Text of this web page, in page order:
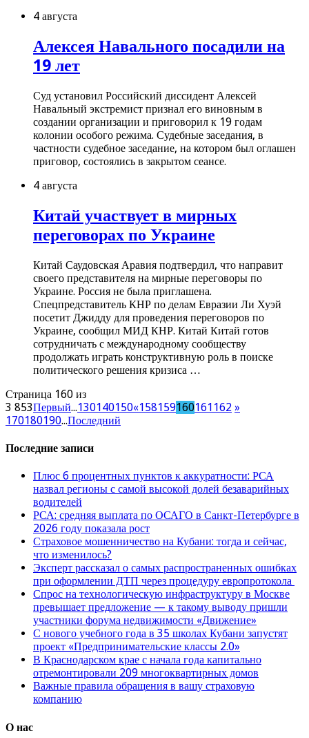
4 августа
Алексея Навального посадили на
19 лет
Суд установил Российский диссидент Алексей
Навальный экстремист признал его виновным в
создании организации и приговорил к 19 годам
колонии особого режима. Судебные заседания, в
частности судебное заседание, на котором был оглашен
приговор, состоялись в закрытом сеансе.
4 августа
Китай участвует в мирных
переговорах по Украине
Китай Саудовская Аравия подтвердил, что направит
своего представителя на мирные переговоры по
Украине. Россия не была приглашена.
Спецпредставитель КНР по делам Евразии Ли Хуэй
посетит Джидду для проведения переговоров по
Украине, сообщил МИД КНР. Китай Китай готов
сотрудничать с международному сообществу
продолжать играть конструктивную роль в поиске
политического решения кризиса …
Страница 160 из
3 853Первый...130140150«158159160161 162 »
170180190...Последний
Последние записи
Плюс 6 процентных пунктов к аккуратности: РСА
назвал регионы с самой высокой долей безаварийных
водителей
РСА: средняя выплата по ОСАГО в Санкт-Петербурге в
2026 году показала рост
Страховое мошенничество на Кубани: тогда и сейчас,
что изменилось?
Эксперт рассказал о самых распространенных ошибках
при оформлении ДТП через процедуру европротокола
Спрос на технологическую инфраструктуру в Москве
превышает предложение — к такому выводу пришли
участники форума недвижимости «Движение»
С нового учебного года в 35 школах Кубани запустят
проект «Предпринимательские классы 2.0»
В Краснодарском крае с начала года капитально
отремонтировали 209 многоквартирных домов
Важные правила обращения в вашу страховую
компанию
О нас